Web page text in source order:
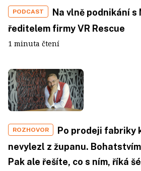
PODCAST
Na vlně podnikání s
ředitelem firmy VR Rescue
1 minuta čtení
ROZHOVOR
Po prodeji fabriky
nevylezl z županu.
Pak ale řešíte, co s ním, říká